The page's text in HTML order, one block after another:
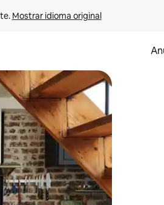
Mostrar idioma original